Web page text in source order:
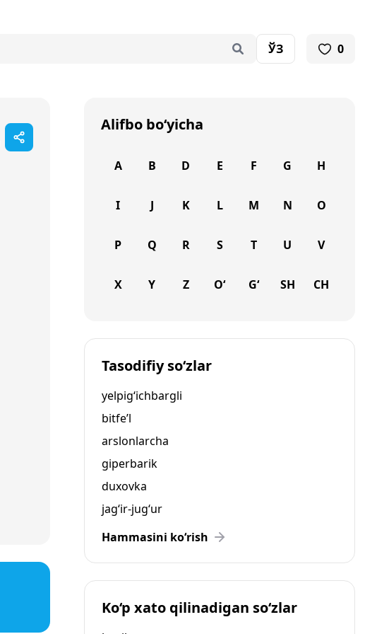
ЎЗ 0
Alifbo bo‘yicha
A B D E F G H
I J K L M N O
P Q R S T U V
X Y Z O‘ G‘ SH CH
Tasodifiy so‘zlar
yelpig‘ichbargli
bitfe’l
arslonlarcha
giperbarik
duxovka
jag‘ir-jug‘ur
Hammasini ko‘rish
Ko‘p xato qilinadigan so‘zlar